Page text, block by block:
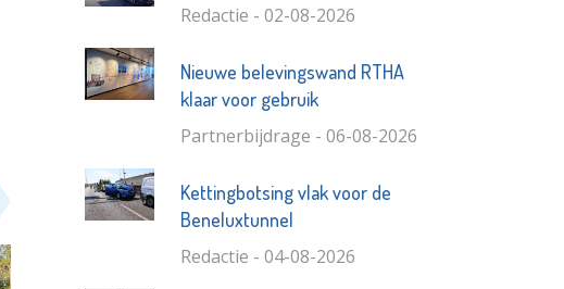
Redactie - 02-08-2026
Nieuwe belevingswand RTHA
klaar voor gebruik
Partnerbijdrage - 06-08-2026
Kettingbotsing vlak voor de
Beneluxtunnel
Redactie - 04-08-2026